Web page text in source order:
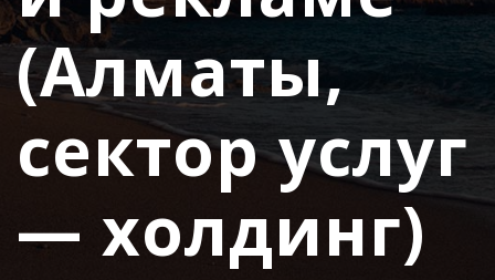
(Алматы,
сектор услуг
— холдинг)